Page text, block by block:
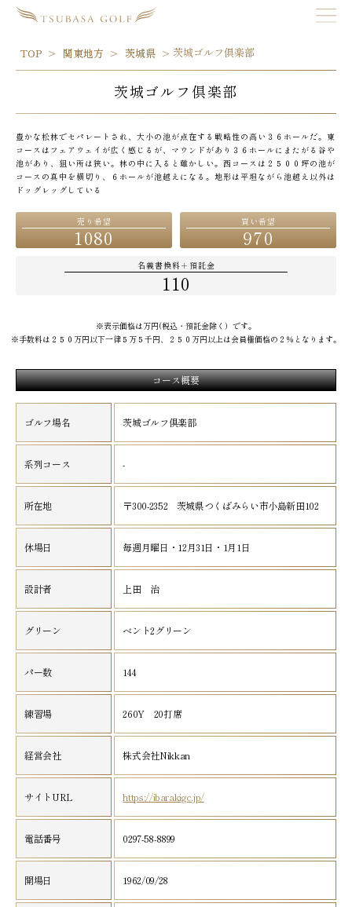
TOP 関東地方 茨城県 茨城ゴルフ倶楽部
茨城ゴルフ倶楽部
豊かな松林でセパレートされ、大小の池が点在する戦略性の高い３６ホールだ。東
コースはフェアウェイが広く感じるが、マウンドがあり３６ホールにまたがる谷や
池があり、狙い所は狭い。林の中に入ると難かしい。西コースは２５００坪の池が
コースの真中を横切り、６ホールが池越えになる。地形は平坦ながら池越え以外は
ドッグレッグしている
売り希望
1080
買い希望
970
名義書換料＋預託金
110
※表示価格は万円(税込・預託金除く）です。
※手数料は２５０万円以下一律５万５千円、２５０万円以上は会員権価格の２％となります。
コース概要
ゴルフ場名 茨城ゴルフ倶楽部
系列コース -
所在地 〒300-2352 茨城県つくばみらい市小島新田102
休場日 毎週月曜日・12月31日・1月1日
設計者 上田 治
グリーン ベント2グリーン
パー数 144
練習場 260Y 20打席
経営会社 株式会社Nikkan
サイトURL https://ibarakigc.jp/
電話番号 0297-58-8899
開場日 1962/09/28